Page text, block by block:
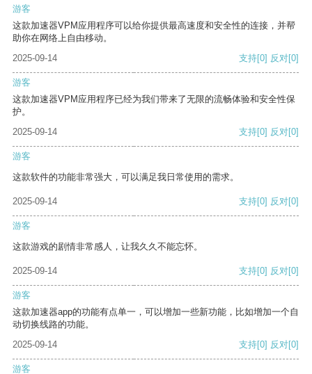
游客
这款加速器VPM应用程序可以给你提供最高速度和安全性的连接，并帮
助你在网络上自由移动。
2025-09-14
支持[0] 反对[0]
游客
这款加速器VPM应用程序已经为我们带来了无限的流畅体验和安全性保
护。
2025-09-14
支持[0] 反对[0]
游客
这款软件的功能非常强大，可以满足我日常使用的需求。
2025-09-14 支持[0] 反对[0]
游客
这款游戏的剧情非常感人，让我久久不能忘怀。
2025-09-14 支持[0] 反对[0]
游客
这款加速器app的功能有点单一，可以增加一些新功能，比如增加一个自
动切换线路的功能。
2025-09-14
支持[0] 反对[0]
游客